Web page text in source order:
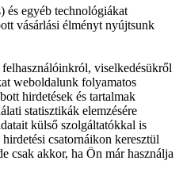
és egyéb technológiákat
vásárlási élményt nyújtsunk
viselkedésükről
weboldalunk folyamatos
hirdetések és tartalmak
statisztikák elemzésére
külső szolgáltatókkal is
csatornáikon keresztül
csak akkor, ha Ön már használja